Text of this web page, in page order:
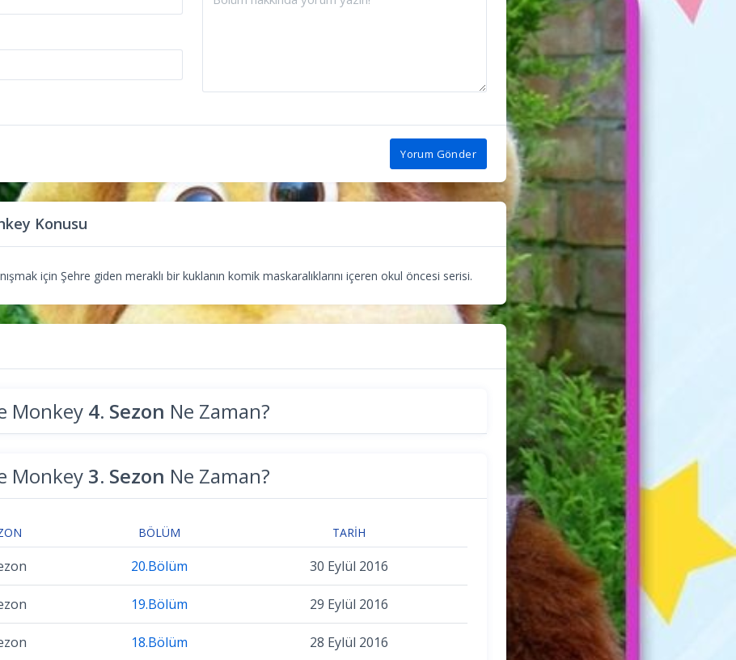
Yorum Gönder
Konusu
için Şehre giden meraklı bir kuklanın komik maskaralıklarını içeren okul öncesi serisi.
Monkey 4. Sezon Ne Zaman?
Monkey 3. Sezon Ne Zaman?
BÖLÜM TARIH
20.Bölüm 30 Eylül 2016
19.Bölüm 29 Eylül 2016
18.Bölüm 28 Eylül 2016